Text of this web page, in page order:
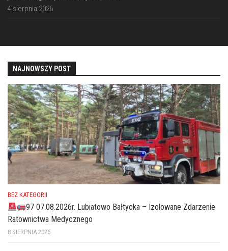
4 sierpnia 2026
NAJNOWSZY POST
BEZ KATEGORII
97 07.08.2026r. Lubiatowo Bałtycka – Izolowane Zdarzenie
Ratownictwa Medycznego
8 SIERPNIA 2026